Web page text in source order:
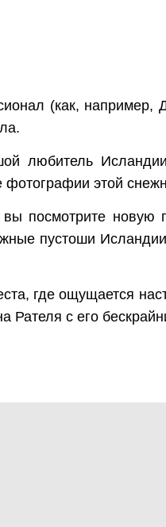
(как, например,
любитель
фотографии этой
посмотрите новую
пустоши Исландии
где ощущается
Рателя с его